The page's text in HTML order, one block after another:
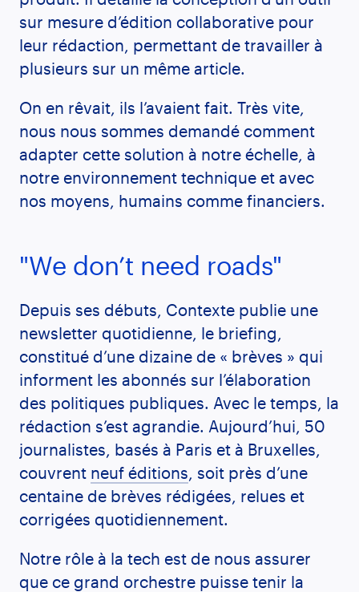
sur mesure d’édition collaborative pour
leur rédaction, permettant de travailler à
plusieurs sur un même article.
On en rêvait, ils l’avaient fait. Très vite,
nous nous sommes demandé comment
adapter cette solution à notre échelle, à
notre environnement technique et avec
nos moyens, humains comme financiers.
"We don’t need roads"
Depuis ses débuts, Contexte publie une
newsletter quotidienne, le briefing,
constitué d’une dizaine de « brèves » qui
informent les abonnés sur l’élaboration
des politiques publiques. Avec le temps, la
rédaction s’est agrandie. Aujourd’hui, 50
journalistes, basés à Paris et à Bruxelles,
couvrent neuf éditions , soit près d’une
centaine de brèves rédigées, relues et
corrigées quotidiennement.
Notre rôle à la tech est de nous assurer
que ce grand orchestre puisse tenir la